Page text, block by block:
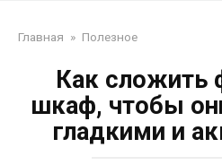
Главная » Полезное
Как сложить
шкаф, чтобы
гладкими и